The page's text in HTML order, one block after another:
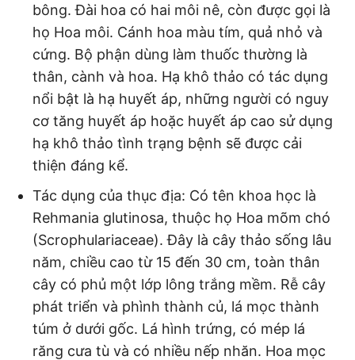
bông. Đài hoa có hai môi nê, còn được gọi là
họ Hoa môi. Cánh hoa màu tím, quả nhỏ và
cứng. Bộ phận dùng làm thuốc thường là
thân, cành và hoa. Hạ khô thảo có tác dụng
nổi bật là hạ huyết áp, những người có nguy
cơ tăng huyết áp hoặc huyết áp cao sử dụng
hạ khô thảo tình trạng bệnh sẽ được cải
thiện đáng kể.
Tác dụng của thục địa: Có tên khoa học là
Rehmania glutinosa, thuộc họ Hoa mõm chó
(Scrophulariaceae). Đây là cây thảo sống lâu
năm, chiều cao từ 15 đến 30 cm, toàn thân
cây có phủ một lớp lông trắng mềm. Rễ cây
phát triển và phình thành củ, lá mọc thành
túm ở dưới gốc. Lá hình trứng, có mép lá
răng cưa tù và có nhiều nếp nhăn. Hoa mọc